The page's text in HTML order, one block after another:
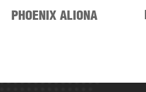
PHOENIX ALIONA